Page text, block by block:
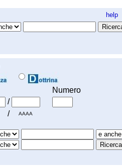
help
Numero
/
/ AAAA